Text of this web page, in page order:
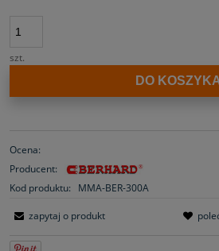
szt.
DO
Ocena:
Producent:
Kod produktu:
MMA-BER-300A
zapytaj o produkt